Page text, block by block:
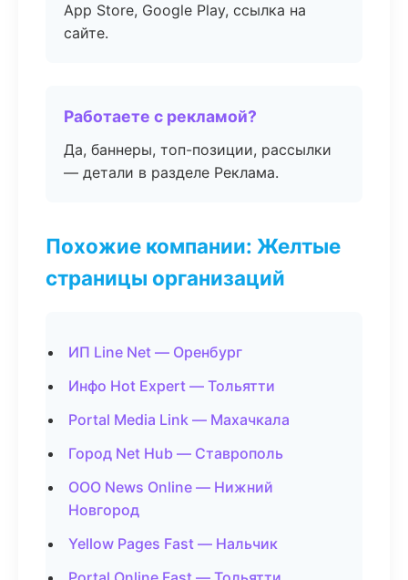
App Store, Google Play, ссылка на
сайте.
Работаете с рекламой?
Да, баннеры, топ-позиции, рассылки
— детали в разделе Реклама.
Похожие компании: Желтые
страницы организаций
ИП Line Net — Оренбург
Инфо Hot Expert — Тольятти
Portal Media Link — Махачкала
Город Net Hub — Ставрополь
ООО News Online — Нижний
Новгород
Yellow Pages Fast — Нальчик